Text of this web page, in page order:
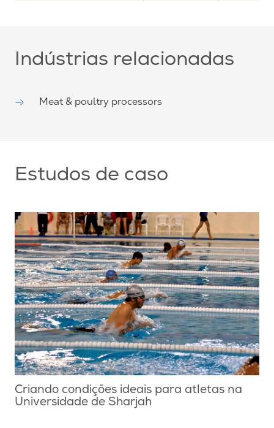
Indústrias relacionadas
Meat & poultry processors
Estudos de caso
Criando condições ideais para atletas na
Universidade de Sharjah